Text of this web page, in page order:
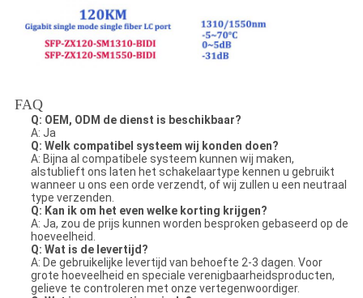
FAQ
Q: OEM, ODM de dienst is beschikbaar?
A: Ja
Q: Welk compatibel systeem wij konden doen?
A: Bijna al compatibele systeem kunnen wij maken,
alstublieft ons laten het schakelaartype kennen u gebruikt
wanneer u ons een orde verzendt, of wij zullen u een neutraal
type verzenden.
Q: Kan ik om het even welke korting krijgen?
A: Ja, zou de prijs kunnen worden besproken gebaseerd op de
hoeveelheid.
Q: Wat is de levertijd?
A: De gebruikelijke levertijd van behoefte 2-3 dagen. Voor
grote hoeveelheid en speciale verenigbaarheidsproducten,
gelieve te controleren met onze vertegenwoordiger.